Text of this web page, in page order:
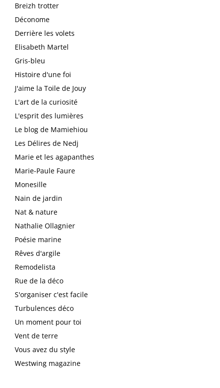
Breizh trotter
Déconome
Derrière les volets
Elisabeth Martel
Gris-bleu
Histoire d'une foi
J'aime la Toile de Jouy
L'art de la curiosité
L'esprit des lumières
Le blog de Mamiehiou
Les Délires de Nedj
Marie et les agapanthes
Marie-Paule Faure
Monesille
Nain de jardin
Nat & nature
Nathalie Ollagnier
Poésie marine
Rêves d'argile
Remodelista
Rue de la déco
S'organiser c'est facile
Turbulences déco
Un moment pour toi
Vent de terre
Vous avez du style
Westwing magazine